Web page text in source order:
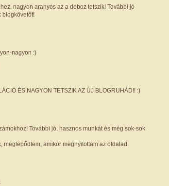
nagyon aranyos az a doboz tetszik! További jó
blogkövetőt!
nagyon :)
ÉS NAGYON TETSZIK AZ ÚJ BLOGRUHÁD!! :)
További jó, hasznos munkát és még sok-sok
meglepődtem, amikor megnyitottam az oldalad.